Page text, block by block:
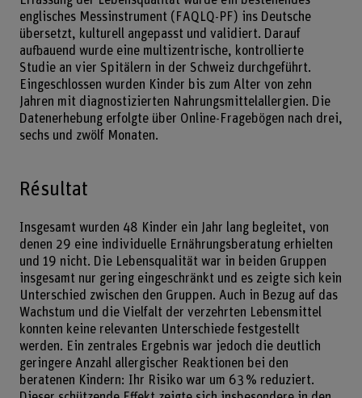
englisches Messinstrument (FAQLQ-PF) ins Deutsche
übersetzt, kulturell angepasst und validiert. Darauf
aufbauend wurde eine multizentrische, kontrollierte
Studie an vier Spitälern in der Schweiz durchgeführt.
Eingeschlossen wurden Kinder bis zum Alter von zehn
Jahren mit diagnostizierten Nahrungsmittelallergien. Die
Datenerhebung erfolgte über Online-Fragebögen nach drei,
sechs und zwölf Monaten.
Résultat
Insgesamt wurden 48 Kinder ein Jahr lang begleitet, von
denen 29 eine individuelle Ernährungsberatung erhielten
und 19 nicht. Die Lebensqualität war in beiden Gruppen
insgesamt nur gering eingeschränkt und es zeigte sich kein
Unterschied zwischen den Gruppen. Auch in Bezug auf das
Wachstum und die Vielfalt der verzehrten Lebensmittel
konnten keine relevanten Unterschiede festgestellt
werden. Ein zentrales Ergebnis war jedoch die deutlich
geringere Anzahl allergischer Reaktionen bei den
beratenen Kindern: Ihr Risiko war um 63 % reduziert.